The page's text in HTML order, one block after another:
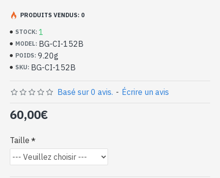
- Taille de la pierre : 12mm x 10mm approx
-Livrée avec un petit sac artisanal
Bague indienne argent et citrine
naturelle de forme ovale (BG-CI-
152B)
STOCK: 1
MODEL: BG-CI-152B
POIDS: 9.20g
SKU: BG-CI-152B
PRODUITS VENDUS: 0
Basé sur 0 avis. - Écrire un avis
60,00€
Taille